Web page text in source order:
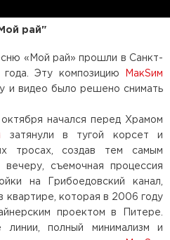
рай"
«Мой рай» прошли в Санкт-
Эту композицию
МакSим
и видео было решено снимать
начался перед Храмом
затянули в тугой корсет и
тросах, создав тем самым
съемочная процессия
на Грибоедовский канал,
квартире, которая в 2006 году
проектом в Питере.
линии, полный минимализм и